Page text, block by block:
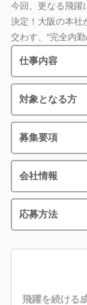
今回、更なる飛躍
決定！大阪の本社
交わす、“完全内
仕事内容
対象となる方
募集要項
会社情報
応募方法
飛躍を続ける